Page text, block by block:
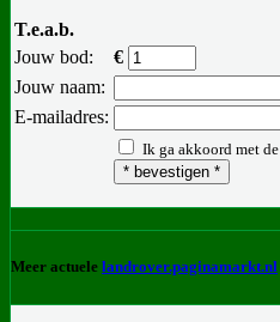
T.e.a.b.
Jouw bod:
€
Jouw naam:
E-mailadres:
Ik ga akkoord met de
Meer actuele landrover.paginamarkt.nl